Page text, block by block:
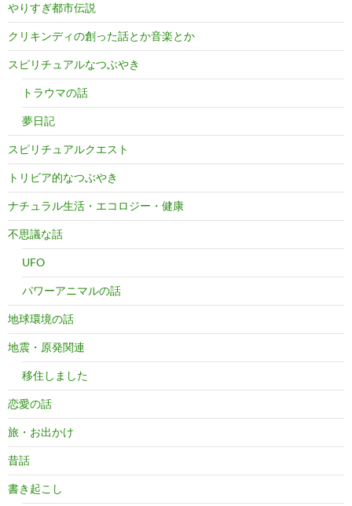
やりすぎ都市伝説
クリキンディの創った話とか音楽とか
スピリチュアルなつぶやき
トラウマの話
夢日記
スピリチュアルクエスト
トリビア的なつぶやき
ナチュラル生活・エコロジー・健康
不思議な話
UFO
パワーアニマルの話
地球環境の話
地震・原発関連
移住しました
恋愛の話
旅・お出かけ
昔話
書き起こし